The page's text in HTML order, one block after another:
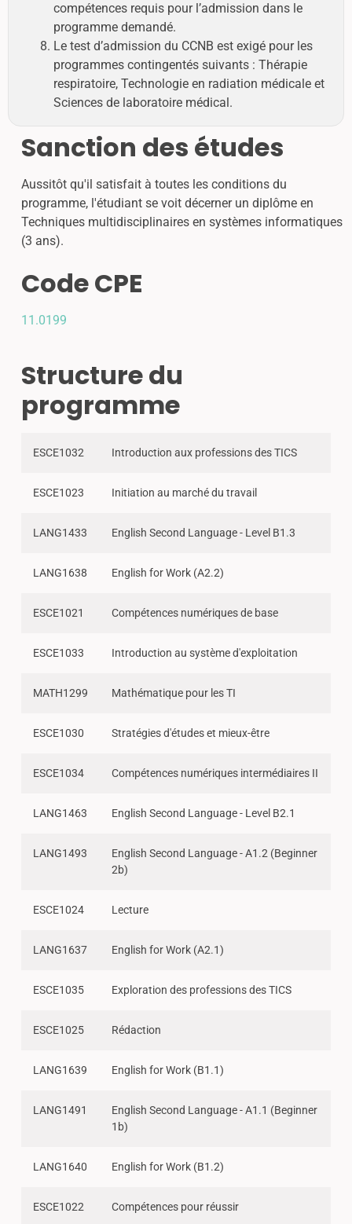
compétences requis pour l’admission dans le
programme demandé.
Le test d’admission du CCNB est exigé pour les
programmes contingentés suivants : Thérapie
respiratoire, Technologie en radiation médicale et
Sciences de laboratoire médical.
Sanction des études
Aussitôt qu'il satisfait à toutes les conditions du
programme, l'étudiant se voit décerner un diplôme en
Techniques multidisciplinaires en systèmes informatiques
(3 ans).
Code CPE
11.0199
Structure du
programme
ESCE1032 Introduction aux professions des TICS
ESCE1023 Initiation au marché du travail
LANG1433 English Second Language - Level B1.3
LANG1638 English for Work (A2.2)
ESCE1021 Compétences numériques de base
ESCE1033 Introduction au système d'exploitation
MATH1299 Mathématique pour les TI
ESCE1030 Stratégies d'études et mieux-être
ESCE1034 Compétences numériques intermédiaires II
LANG1463 English Second Language - Level B2.1
LANG1493
English Second Language - A1.2 (Beginner
2b)
ESCE1024 Lecture
LANG1637 English for Work (A2.1)
ESCE1035 Exploration des professions des TICS
ESCE1025 Rédaction
LANG1639 English for Work (B1.1)
LANG1491
English Second Language - A1.1 (Beginner
1b)
LANG1640 English for Work (B1.2)
ESCE1022 Compétences pour réussir